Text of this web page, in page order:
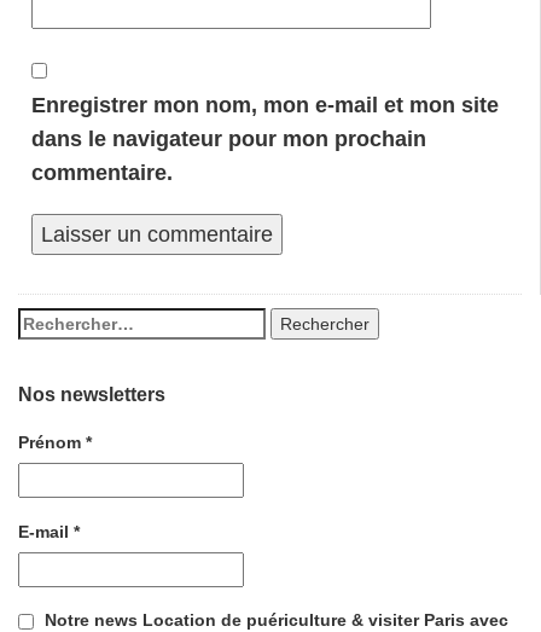
Enregistrer mon nom, mon e-mail et mon site
dans le navigateur pour mon prochain
commentaire.
Nos newsletters
Prénom *
E-mail *
Notre news Location de puériculture & visiter Paris avec